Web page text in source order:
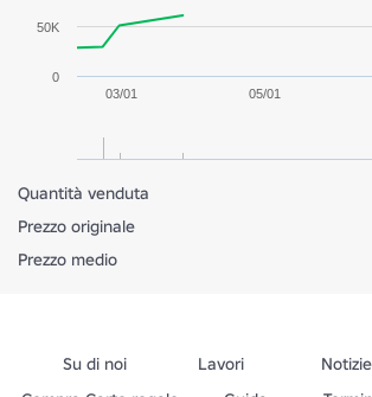
03/01 05/01
0
50K
Quantità venduta
Prezzo originale
Prezzo medio
Su di noi Lavori Notizie